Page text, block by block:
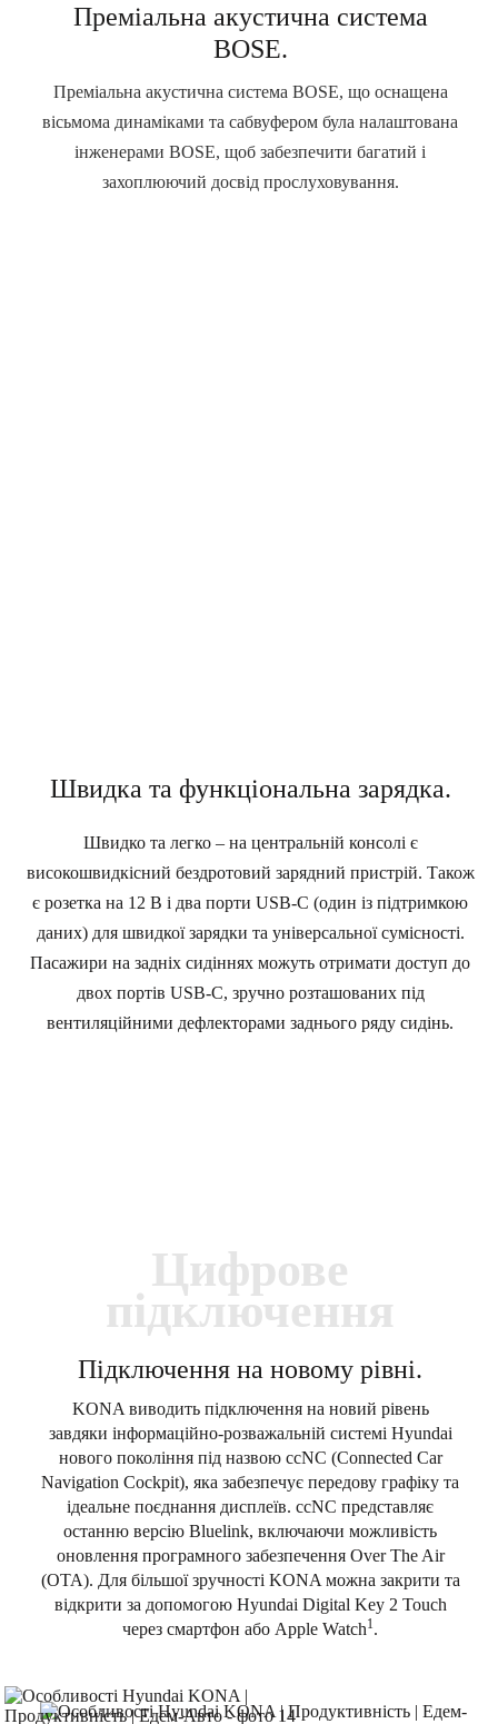
Преміальна акустична система
BOSE.
Преміальна акустична система BOSE, що оснащена
вісьмома динаміками та сабвуфером була налаштована
інженерами BOSE, щоб забезпечити багатий і
захоплюючий досвід прослуховування.
Швидка та функціональна зарядка.
Швидко та легко – на центральній консолі є
високошвидкісний бездротовий зарядний пристрій. Також
є розетка на 12 В і два порти USB-C (один із підтримкою
даних) для швидкої зарядки та універсальної сумісності.
Пасажири на задніх сидіннях можуть отримати доступ до
двох портів USB-C, зручно розташованих під
вентиляційними дефлекторами заднього ряду сидінь.
Цифрове
підключення
Підключення на новому рівні.
KONA виводить підключення на новий рівень
завдяки інформаційно-розважальній системі Hyundai
нового покоління під назвою ccNC (Connected Car
Navigation Cockpit), яка забезпечує передову графіку та
ідеальне поєднання дисплеїв. ccNC представляє
останню версію Bluelink, включаючи можливість
оновлення програмного забезпечення Over The Air
(OTA). Для більшої зручності KONA можна закрити та
відкрити за допомогою Hyundai Digital Key 2 Touch
через смартфон або Apple Watch1.